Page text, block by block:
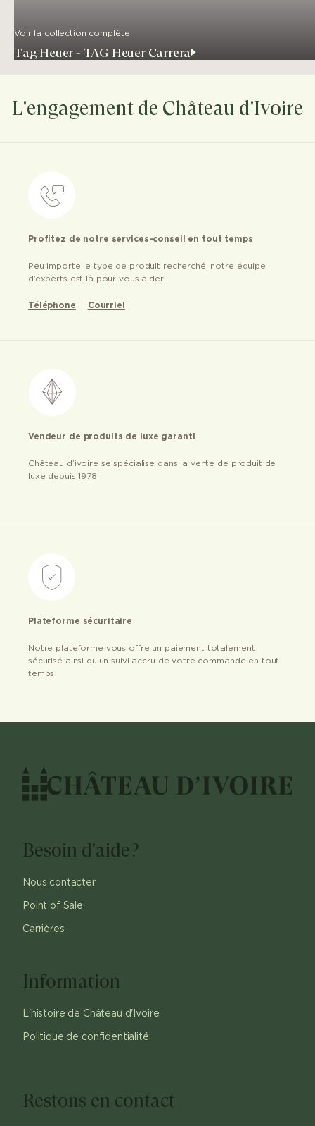
Voir la collection complète
Tag Heuer - TAG Heuer Carrera
L'engagement de Château d'Ivoire
Profitez de notre services-conseil en tout temps
Peu importe le type de produit recherché, notre équipe
d’experts est là pour vous aider
Téléphone Courriel
Vendeur de produits de luxe garanti
Château d’ivoire se spécialise dans la vente de produit de
luxe depuis 1978
Plateforme sécuritaire
Notre plateforme vous offre un paiement totalement
sécurisé ainsi qu’un suivi accru de votre commande en tout
temps
Besoin d'aide?
Nous contacter
Point of Sale
Carrières
Information
L'histoire de Château d'Ivoire
Politique de confidentialité
Restons en contact